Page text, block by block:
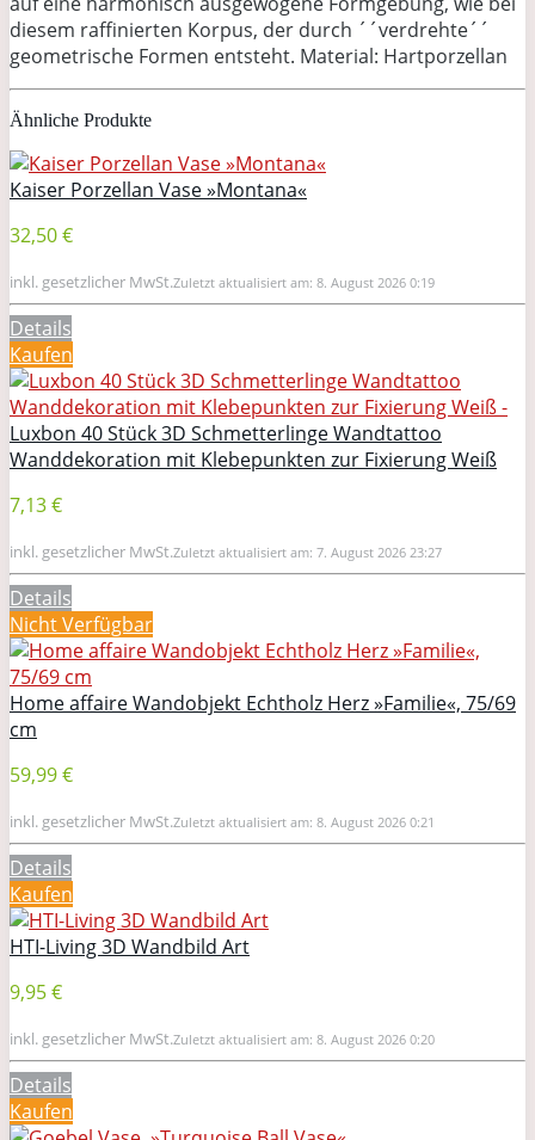
diesem raffinierten Korpus, der durch ´´verdrehte´´
geometrische Formen entsteht. Material: Hartporzellan
Ähnliche Produkte
Kaiser Porzellan Vase »Montana«
32,50 €
inkl. gesetzlicher MwSt.Zuletzt aktualisiert am: 8. August 2026 0:19
Details
Kaufen
Luxbon 40 Stück 3D Schmetterlinge Wandtattoo
Wanddekoration mit Klebepunkten zur Fixierung Weiß
7,13 €
inkl. gesetzlicher MwSt.Zuletzt aktualisiert am: 7. August 2026 23:27
Details
Nicht Verfügbar
Home affaire Wandobjekt Echtholz Herz »Familie«, 75/69
cm
59,99 €
inkl. gesetzlicher MwSt.Zuletzt aktualisiert am: 8. August 2026 0:21
Details
Kaufen
HTI-Living 3D Wandbild Art
9,95 €
inkl. gesetzlicher MwSt.Zuletzt aktualisiert am: 8. August 2026 0:20
Details
Kaufen